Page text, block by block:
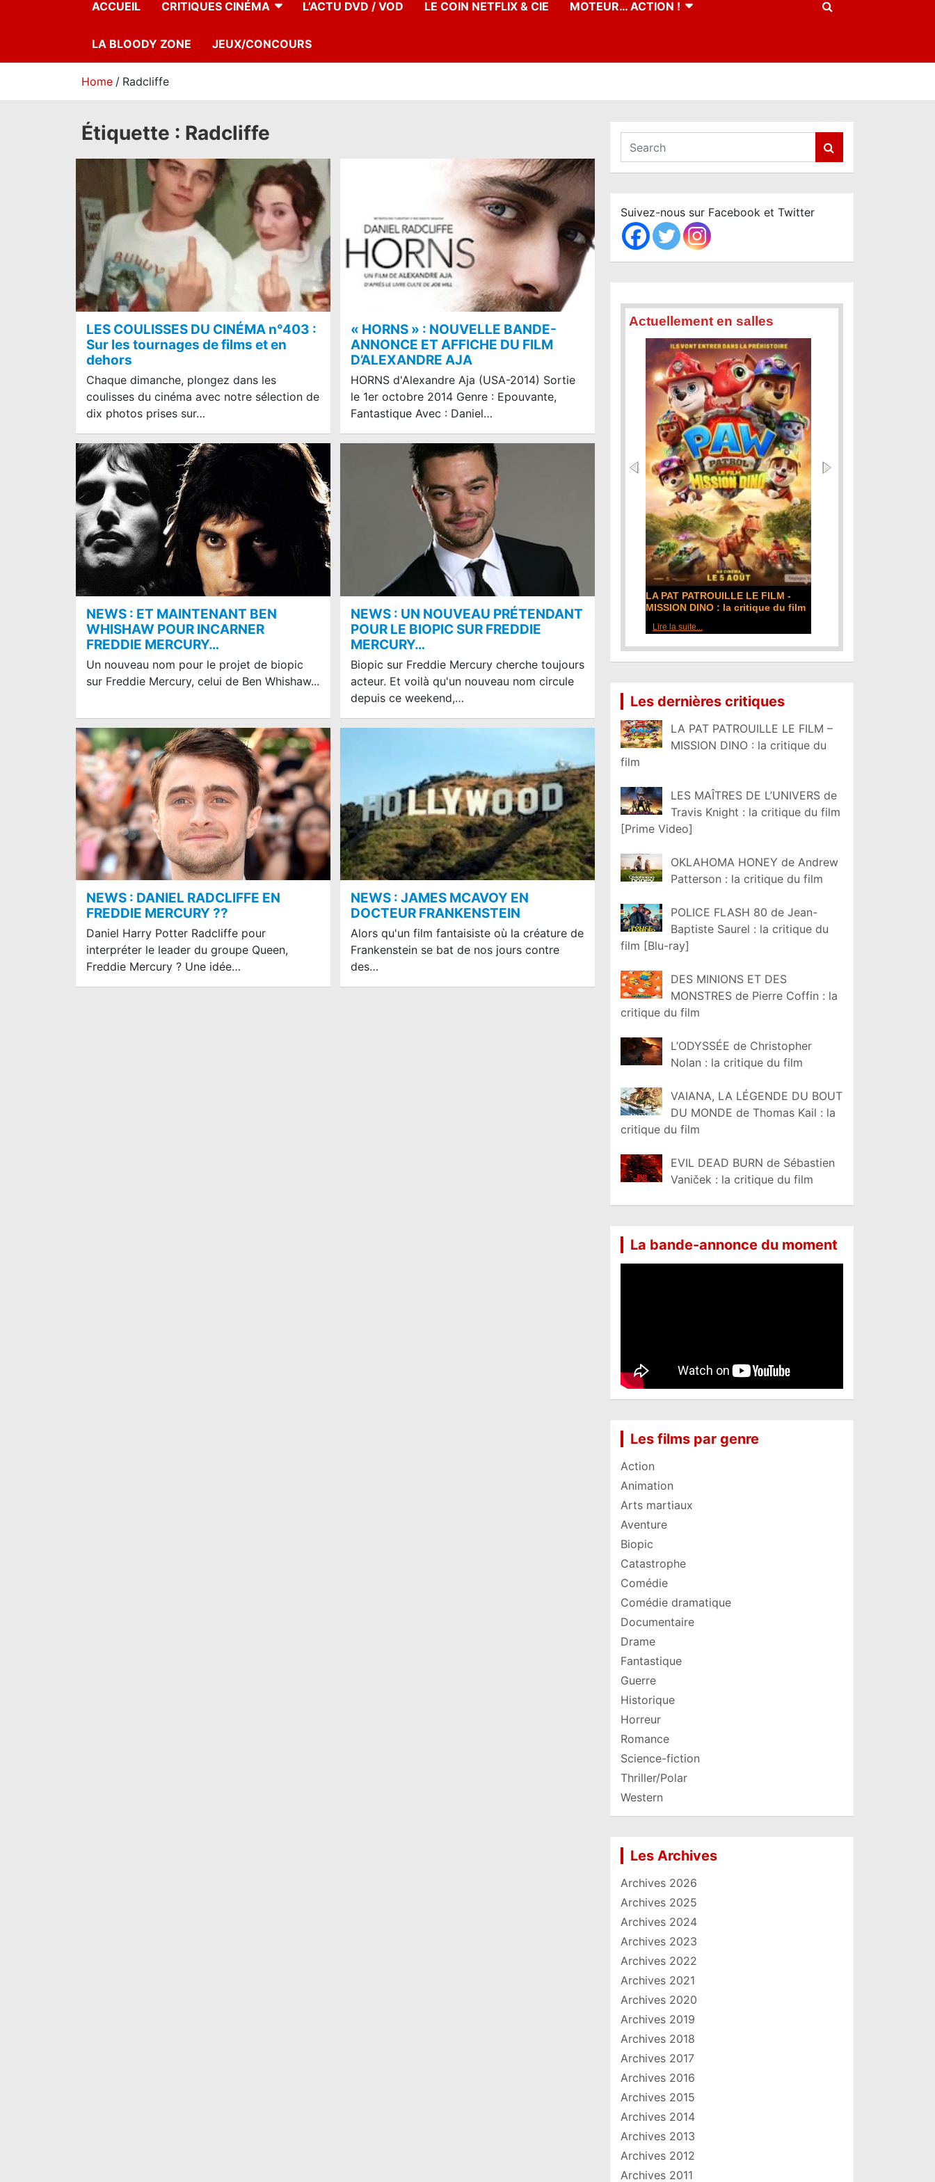
ACCUEIL CRITIQUES CINÉMA L’ACTU DVD / VOD LE COIN NETFLIX & CIE MOTEUR… ACTION !
LA BLOODY ZONE JEUX/CONCOURS
Home Radcliffe
Étiquette : Radcliffe
LES COULISSES DU CINÉMA n°403 :
Sur les tournages de films et en
dehors
Chaque dimanche, plongez dans les
coulisses du cinéma avec notre sélection de
dix photos prises sur…
« HORNS » : NOUVELLE BANDE-
ANNONCE ET AFFICHE DU FILM
D’ALEXANDRE AJA
HORNS d'Alexandre Aja (USA-2014) Sortie
le 1er octobre 2014 Genre : Epouvante,
Fantastique Avec : Daniel…
NEWS : ET MAINTENANT BEN
WHISHAW POUR INCARNER
FREDDIE MERCURY…
Un nouveau nom pour le projet de biopic
sur Freddie Mercury, celui de Ben Whishaw...
NEWS : UN NOUVEAU PRÉTENDANT
POUR LE BIOPIC SUR FREDDIE
MERCURY…
Biopic sur Freddie Mercury cherche toujours
acteur. Et voilà qu'un nouveau nom circule
depuis ce weekend,…
NEWS : DANIEL RADCLIFFE EN
FREDDIE MERCURY ??
Daniel Harry Potter Radcliffe pour
interpréter le leader du groupe Queen,
Freddie Mercury ? Une idée…
NEWS : JAMES MCAVOY EN
DOCTEUR FRANKENSTEIN
Alors qu'un film fantaisiste où la créature de
Frankenstein se bat de nos jours contre
des…
a
c
h
Suivez-nous sur Facebook et Twitter
Actuellement en salles
LA PAT PATROUILLE LE FILM -
MISSION DINO : la critique du film
Lire la suite...
Les dernières critiques
LA PAT PATROUILLE LE FILM –
MISSION DINO : la critique du
film
LES MAÎTRES DE L’UNIVERS de
Travis Knight : la critique du film
[Prime Video]
OKLAHOMA HONEY de Andrew
Patterson : la critique du film
POLICE FLASH 80 de Jean-
Baptiste Saurel : la critique du
film [Blu-ray]
DES MINIONS ET DES
MONSTRES de Pierre Coffin : la
critique du film
L’ODYSSÉE de Christopher
Nolan : la critique du film
VAIANA, LA LÉGENDE DU BOUT
DU MONDE de Thomas Kail : la
critique du film
EVIL DEAD BURN de Sébastien
Vaniček : la critique du film
La bande-annonce du moment
Les films par genre
Action
Animation
Arts martiaux
Aventure
Biopic
Catastrophe
Comédie
Comédie dramatique
Documentaire
Drame
Fantastique
Guerre
Historique
Horreur
Romance
Science-fiction
Thriller/Polar
Western
Les Archives
Archives 2026
Archives 2025
Archives 2024
Archives 2023
Archives 2022
Archives 2021
Archives 2020
Archives 2019
Archives 2018
Archives 2017
Archives 2016
Archives 2015
Archives 2014
Archives 2013
Archives 2012
Archives 2011